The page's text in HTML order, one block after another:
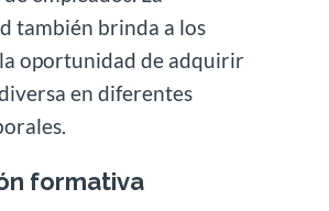
también brinda a los
oportunidad de adquirir
en diferentes
formativa